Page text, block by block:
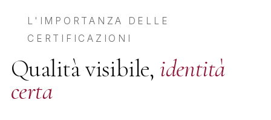
L'IMPORTANZA DELLE
CERTIFICAZIONI
Qualità visibile, identità
certa